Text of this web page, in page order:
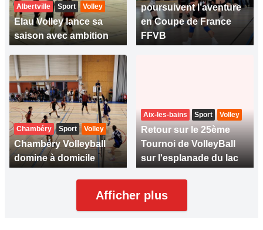
Albertville Sport Volley
Elau Volley lance sa
saison avec ambition
poursuivent l’aventure
en Coupe de France
FFVB
Chambéry Sport Volley
Chambéry Volleyball
domine à domicile
Aix-les-bains Sport Volley
Retour sur le 25ème
Tournoi de VolleyBall
sur l'esplanade du lac
Afficher plus